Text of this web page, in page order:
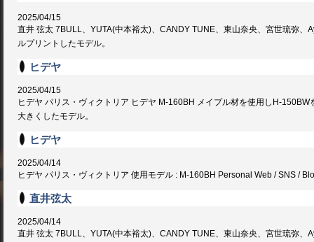
2025/04/15
直井 弦太 7BULL、YUTA(中本裕太)、CANDY TUNE、東山奈央、宮世琉弥
ルプリントしたモデル。
ヒデヤ
2025/04/15
ヒデヤ パリス・ヴィクトリア ヒデヤ M-160BH メイプル材を使用しH-
大きくしたモデル。
ヒデヤ
2025/04/14
ヒデヤ パリス・ヴィクトリア 使用モデル : M-160BH Personal Web / SNS /
直井弦太
2025/04/14
直井 弦太 7BULL、YUTA(中本裕太)、CANDY TUNE、東山奈央、宮世琉弥